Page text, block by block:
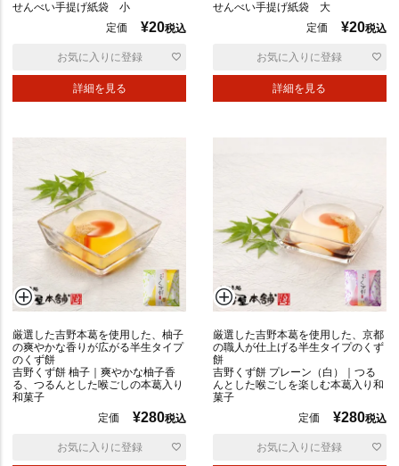
せんべい手提げ紙袋 小
定価
¥20税込
詳細を見る
お気に入りに登録
せんべい手提げ紙袋 大
定価
¥20税込
詳細を見る
お気に入りに登録
厳選した吉野本葛を使用した、柚子
の爽やかな香りが広がる半生タイプ
のくず餅
吉野くず餅 柚子｜爽やかな柚子香
る、つるんとした喉ごしの本葛入り
和菓子
定価
¥280税込
お気に入りに登録
厳選した吉野本葛を使用した、京都
の職人が仕上げる半生タイプのくず
餅
吉野くず餅 プレーン（白）｜つる
んとした喉ごしを楽しむ本葛入り和
菓子
定価
¥280税込
お気に入りに登録